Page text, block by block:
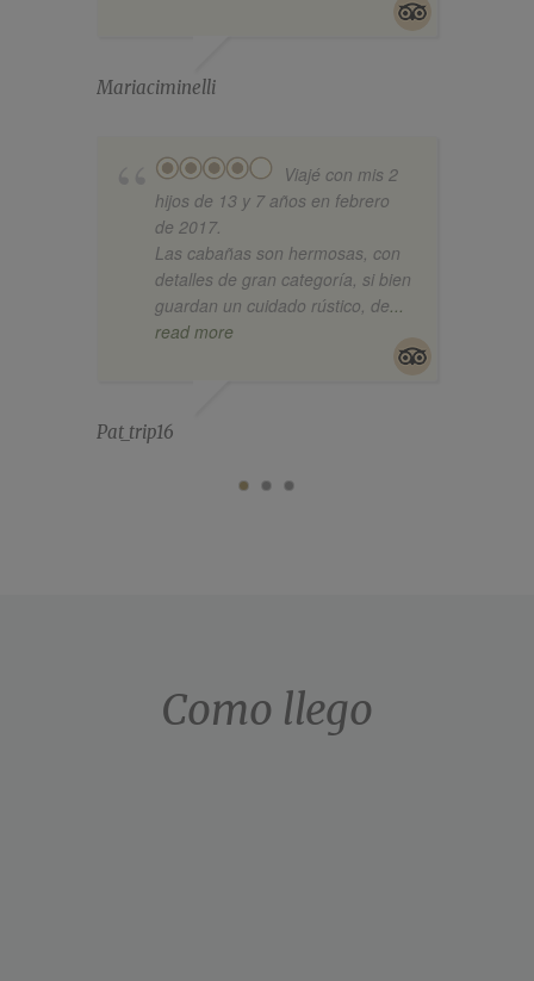
Mariaciminelli
Viajé con mis 2
hijos de 13 y 7 años en febrero
de 2017.
Las cabañas son hermosas, con
detalles de gran categoría, si bien
guardan un cuidado rústico, de...
read more
Pat_trip16
Como llego